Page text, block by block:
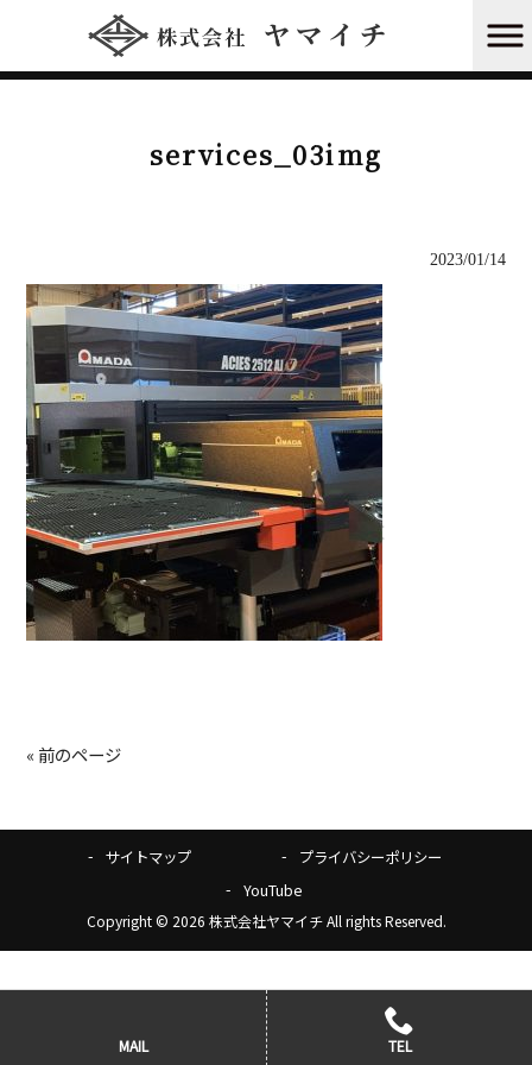
株式会社ヤマイチ HOME
services_03img
2023/01/14
« 前のページ
サイトマップ
プライバシーポリシー
YouTube
Copyright © 2026 株式会社ヤマイチ All rights Reserved.
MAIL TEL